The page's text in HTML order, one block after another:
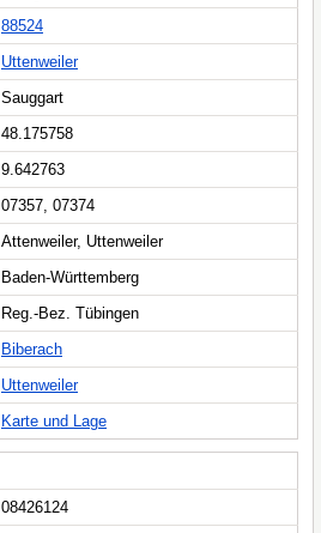
88524
Uttenweiler
Sauggart
48.175758
9.642763
07357, 07374
Attenweiler, Uttenweiler
Baden-Württemberg
Reg.-Bez. Tübingen
Biberach
Uttenweiler
Karte und Lage
08426124